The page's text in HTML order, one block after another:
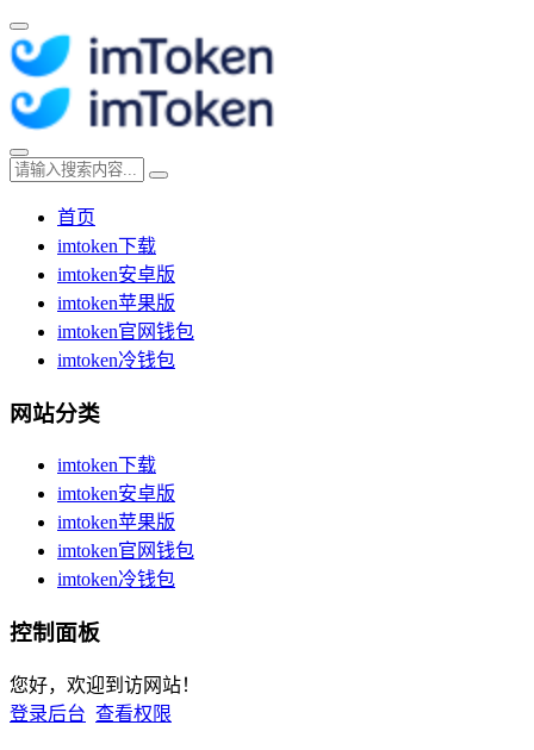
首页
imtoken下载
imtoken安卓版
imtoken苹果版
imtoken官网钱包
imtoken冷钱包
网站分类
imtoken下载
imtoken安卓版
imtoken苹果版
imtoken官网钱包
imtoken冷钱包
控制面板
您好，欢迎到访网站！
登录后台 查看权限